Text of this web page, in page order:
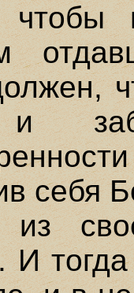
чтобы
и
себя
из
И